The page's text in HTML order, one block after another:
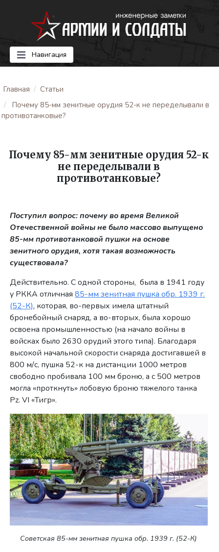
Навигация
Главная
Статьи
Почему 85-мм зенитные орудия 52-к не переделывали в
противотанковые?
Почему 85-мм зенитные орудия 52-к
не переделывали в
противотанковые?
Поступил вопрос: почему во время Великой
Отечественной войны не было массово выпущено
85-мм противотанковой пушки на основе
зенитного орудия, хотя такая возможность
существовала?
Действительно. С одной стороны, была в 1941 году
у РККА отличная85-мм зенитная пушка обр. 1939 г.
(52-К), которая, во-первых имела штатный
бронебойный снаряд, а во-вторых, была хорошо
освоена промышленностью (на начало войны в
войсках было 2630 орудий этого типа). Благодаря
высокой начальной скорости снаряда достигавшей в
800 м/с, пушка 52-к на дистанции 1000 метров
свободно пробивала 100 мм броню, а с 500 метров
могла «проткнуть» лобовую броню тяжелого танка
Pz. VI «Тигр».
Советская 85-мм зенитная пушка обр. 1939 г. (52-К)